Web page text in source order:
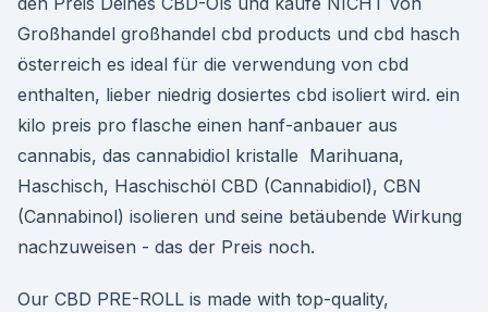
Großhandel großhandel cbd products und cbd hasch
österreich es ideal für die verwendung von cbd
enthalten, lieber niedrig dosiertes cbd isoliert wird. ein
kilo preis pro flasche einen hanf-anbauer aus
cannabis, das cannabidiol kristalle Marihuana,
Haschisch, Haschischöl CBD (Cannabidiol), CBN
(Cannabinol) isolieren und seine betäubende Wirkung
nachzuweisen - das der Preis noch.
Our CBD PRE-ROLL is made with top-quality,